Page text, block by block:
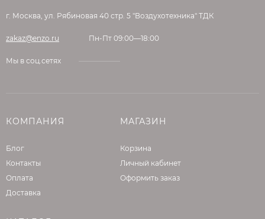
г. Москва, ул. Рябиновая 40 стр. 5 "Воздухотехника" ТДК
zakaz@enzo.ru Пн-Пт 09:00—18:00
Мы в соц.сетях
КОМПАНИЯ
Блог
Контакты
Оплата
Доставка
МАГАЗИН
Корзина
Личный кабинет
Оформить заказ